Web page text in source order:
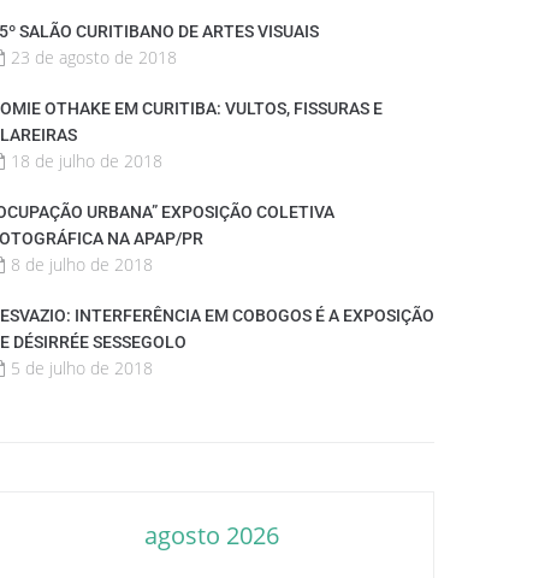
SALÃO CURITIBANO DE ARTES VISUAIS
23 de agosto de 2018
OTHAKE EM CURITIBA: VULTOS, FISSURAS E
18 de julho de 2018
URBANA” EXPOSIÇÃO COLETIVA
NA APAP/PR
8 de julho de 2018
INTERFERÊNCIA EM COBOGOS É A EXPOSIÇÃO
DÉSIRRÉE SESSEGOLO
5 de julho de 2018
agosto 2026